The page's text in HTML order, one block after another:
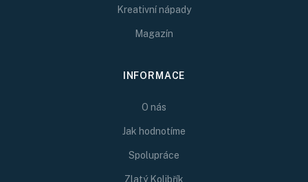
Kreativní nápady
Magazín
INFORMACE
O nás
Jak hodnotíme
Spolupráce
Zlatý Kolibřík